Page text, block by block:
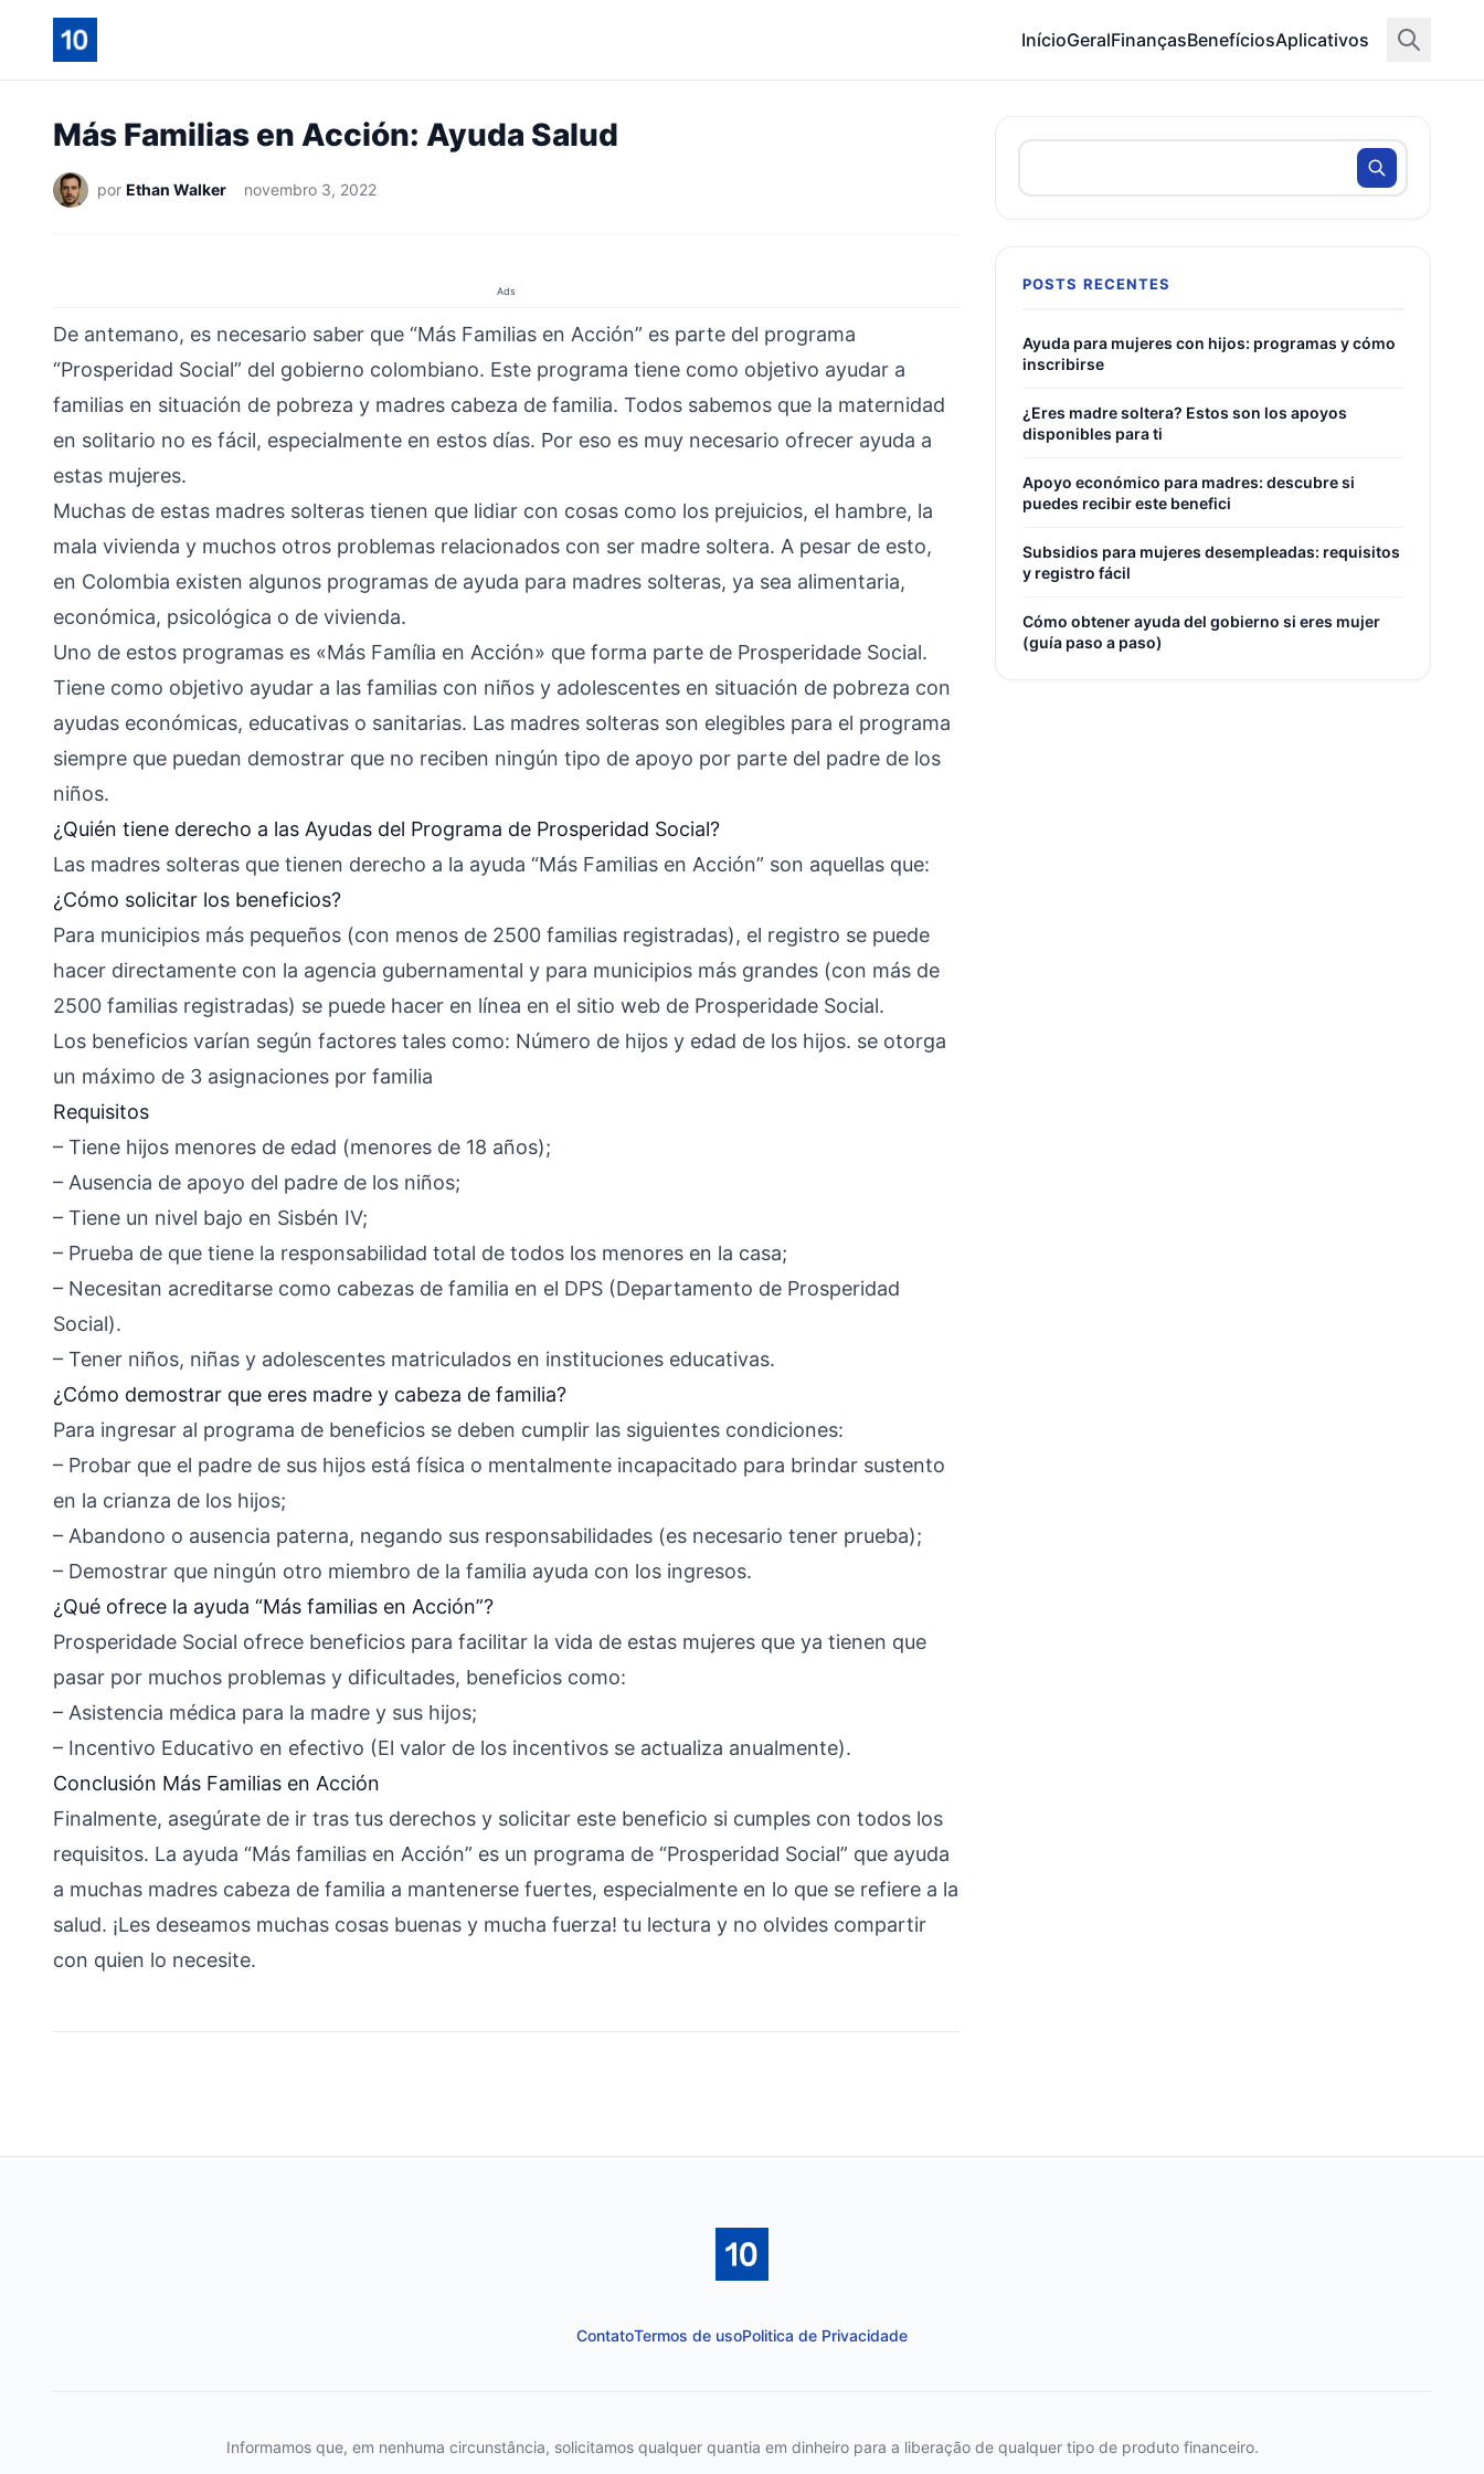
InícioGeralFinançasBenefíciosAplicativos
Más Familias en Acción: Ayuda Salud
por Ethan Walker novembro 3, 2022
Ads
De antemano, es necesario saber que “Más Familias en Acción” es parte del programa
“Prosperidad Social” del gobierno colombiano. Este programa tiene como objetivo ayudar a
familias en situación de pobreza y madres cabeza de familia. Todos sabemos que la maternidad
en solitario no es fácil, especialmente en estos días. Por eso es muy necesario ofrecer ayuda a
estas mujeres.
Muchas de estas madres solteras tienen que lidiar con cosas como los prejuicios, el hambre, la
mala vivienda y muchos otros problemas relacionados con ser madre soltera. A pesar de esto,
en Colombia existen algunos programas de ayuda para madres solteras, ya sea alimentaria,
económica, psicológica o de vivienda.
Uno de estos programas es «Más Família en Acción» que forma parte de Prosperidade Social.
Tiene como objetivo ayudar a las familias con niños y adolescentes en situación de pobreza con
ayudas económicas, educativas o sanitarias. Las madres solteras son elegibles para el programa
siempre que puedan demostrar que no reciben ningún tipo de apoyo por parte del padre de los
niños.
¿Quién tiene derecho a las Ayudas del Programa de Prosperidad Social?
Las madres solteras que tienen derecho a la ayuda “Más Familias en Acción” son aquellas que:
¿Cómo solicitar los beneficios?
Para municipios más pequeños (con menos de 2500 familias registradas), el registro se puede
hacer directamente con la agencia gubernamental y para municipios más grandes (con más de
2500 familias registradas) se puede hacer en línea en el sitio web de Prosperidade Social.
Los beneficios varían según factores tales como: Número de hijos y edad de los hijos. se otorga
un máximo de 3 asignaciones por familia
Requisitos
– Tiene hijos menores de edad (menores de 18 años);
– Ausencia de apoyo del padre de los niños;
– Tiene un nivel bajo en Sisbén IV;
– Prueba de que tiene la responsabilidad total de todos los menores en la casa;
– Necesitan acreditarse como cabezas de familia en el DPS (Departamento de Prosperidad
Social).
– Tener niños, niñas y adolescentes matriculados en instituciones educativas.
¿Cómo demostrar que eres madre y cabeza de familia?
Para ingresar al programa de beneficios se deben cumplir las siguientes condiciones:
– Probar que el padre de sus hijos está física o mentalmente incapacitado para brindar sustento
en la crianza de los hijos;
– Abandono o ausencia paterna, negando sus responsabilidades (es necesario tener prueba);
– Demostrar que ningún otro miembro de la familia ayuda con los ingresos.
¿Qué ofrece la ayuda “Más familias en Acción”?
Prosperidade Social ofrece beneficios para facilitar la vida de estas mujeres que ya tienen que
pasar por muchos problemas y dificultades, beneficios como:
– Asistencia médica para la madre y sus hijos;
– Incentivo Educativo en efectivo (El valor de los incentivos se actualiza anualmente).
Conclusión Más Familias en Acción
Finalmente, asegúrate de ir tras tus derechos y solicitar este beneficio si cumples con todos los
requisitos. La ayuda “Más familias en Acción” es un programa de “Prosperidad Social” que ayuda
a muchas madres cabeza de familia a mantenerse fuertes, especialmente en lo que se refiere a la
salud. ¡Les deseamos muchas cosas buenas y mucha fuerza! tu lectura y no olvides compartir
con quien lo necesite.
POSTS RECENTES
Ayuda para mujeres con hijos: programas y cómo
inscribirse
¿Eres madre soltera? Estos son los apoyos
disponibles para ti
Apoyo económico para madres: descubre si
puedes recibir este benefici
Subsidios para mujeres desempleadas: requisitos
y registro fácil
Cómo obtener ayuda del gobierno si eres mujer
(guía paso a paso)
ContatoTermos de usoPolitica de Privacidade
Informamos que, em nenhuma circunstância, solicitamos qualquer quantia em dinheiro para a liberação de qualquer tipo de produto financeiro.